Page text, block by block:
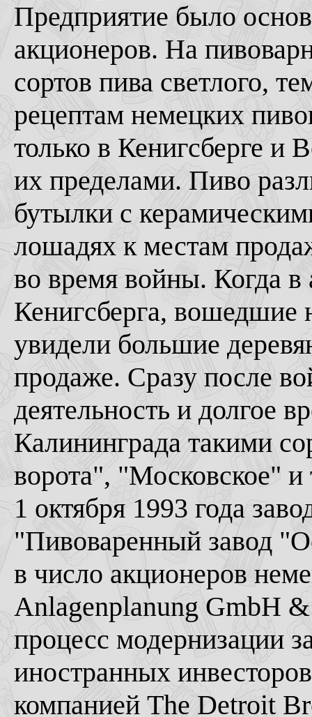
Предприятие было
акционеров. На
сортов пива светлого,
рецептам немецких
только в Кенигсберге и
их пределами. Пиво
бутылки с
лошадях к местам
во время войны. Когда в
Кенигсберга, вошедшие
увидели большие
продаже. Сразу после
деятельность и долгое
Калининграда такими
ворота", "Московское"
1 октября 1993 года
"Пивоваренный завод
в число акционеров
Anlagenplanung GmbH &
процесс модернизации
иностранных
компанией The Detroit